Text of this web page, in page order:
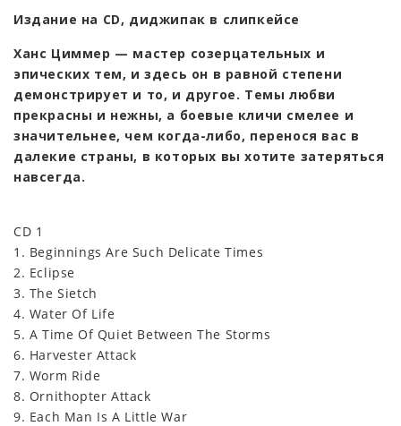
Издание на CD, диджипак в слипкейсе
Ханс Циммер — мастер созерцательных и
эпических тем, и здесь он в равной степени
демонстрирует и то, и другое. Темы любви
прекрасны и нежны, а боевые кличи смелее и
значительнее, чем когда-либо, перенося вас в
далекие страны, в которых вы хотите затеряться
навсегда.
CD 1
1. Beginnings Are Such Delicate Times
2. Eclipse
3. The Sietch
4. Water Of Life
5. A Time Of Quiet Between The Storms
6. Harvester Attack
7. Worm Ride
8. Ornithopter Attack
9. Each Man Is A Little War